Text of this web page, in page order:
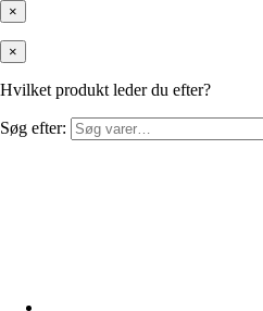
×
×
Hvilket produkt leder du efter?
Søg efter: